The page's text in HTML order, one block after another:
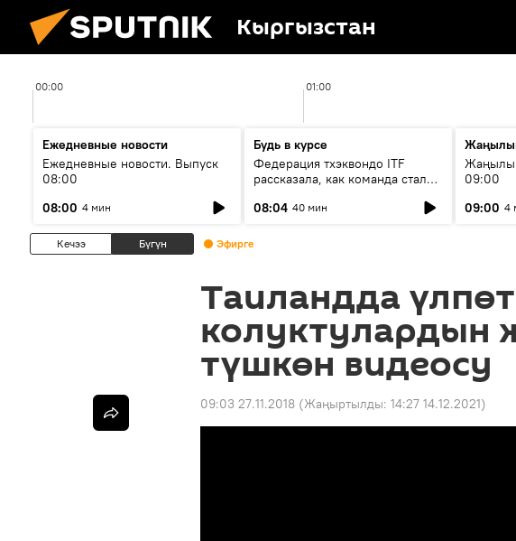
Кыргызстан
00:00 01:00
Ежедневные новости
Ежедневные новости. Выпуск
08:00
08:00 4 мин
Будь в курсе
Федерация тхэквондо ITF
рассказала, как команда стала
08:04 40 мин
09:00
09:00 4
Кечээ Бүгүн Эфирге
Таиландда
колуктулардын
түшкөн видеосу
09:03 27.11.2018 (Жаңыртылды: 14:27 14.12.2021)